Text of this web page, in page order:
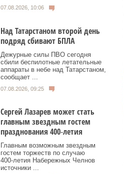
07.08.2026, 10:06
Над Татарстаном второй день
подряд сбивают БПЛА
Дежурные силы ПВО сегодня
сбили беспилотные летательные
аппараты в небе над Татарстаном,
сообщает ...
07.08.2026, 09:25
Сергей Лазарев может стать
главным звездным гостем
празднования 400‑летия
Главным возможным звездным
гостем торжеств по случаю
400‑летия Набережных Челнов
источники ...